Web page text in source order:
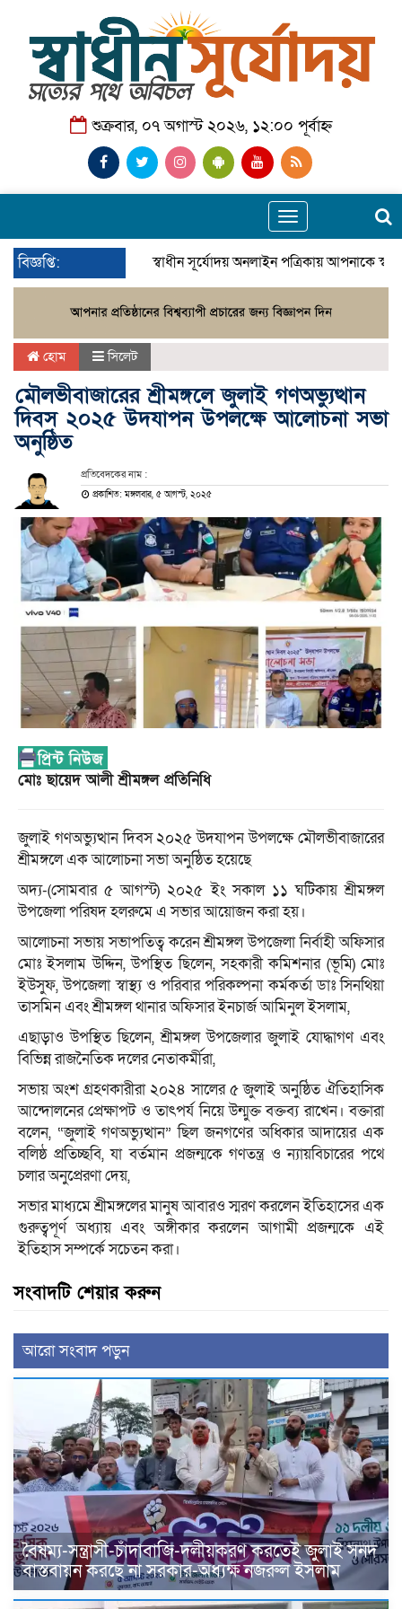
শুক্রবার, ০৭ অগাস্ট ২০২৬, ১২:০০ পূর্বাহ্ন
Toggle
navigation
বিজ্ঞপ্তি: স্বাধীন সূর্যোদয় অনলাইন পত্রিকায় আপনাকে
হোম সিলেট
মৌলভীবাজারের শ্রীমঙ্গলে জুলাই গণঅভ্যুত্থান
দিবস ২০২৫ উদযাপন উপলক্ষে আলোচনা সভা
অনুষ্ঠিত
প্রতিবেদকের নাম :
প্রকাশিত: মঙ্গলবার, ৫ আগস্ট, ২০২৫
মোঃ ছায়েদ আলী শ্রীমঙ্গল প্রতিনিধি
জুলাই গণঅভ্যুত্থান দিবস ২০২৫ উদযাপন উপলক্ষে মৌলভীবাজারের
শ্রীমঙ্গলে এক আলোচনা সভা অনুষ্ঠিত হয়েছে
অদ্য-(সোমবার ৫ আগস্ট) ২০২৫ ইং সকাল ১১ ঘটিকায় শ্রীমঙ্গল
উপজেলা পরিষদ হলরুমে এ সভার আয়োজন করা হয়।
আলোচনা সভায় সভাপতিত্ব করেন শ্রীমঙ্গল উপজেলা নির্বাহী অফিসার
মোঃ ইসলাম উদ্দিন, উপস্থিত ছিলেন, সহকারী কমিশনার (ভূমি) মোঃ
ইউসুফ, উপজেলা স্বাস্থ্য ও পরিবার পরিকল্পনা কর্মকর্তা ডাঃ সিনথিয়া
তাসমিন এবং শ্রীমঙ্গল থানার অফিসার ইনচার্জ আমিনুল ইসলাম,
এছাড়াও উপস্থিত ছিলেন, শ্রীমঙ্গল উপজেলার জুলাই যোদ্ধাগণ এবং
বিভিন্ন রাজনৈতিক দলের নেতাকর্মীরা,
সভায় অংশ গ্রহণকারীরা ২০২৪ সালের ৫ জুলাই অনুষ্ঠিত ঐতিহাসিক
আন্দোলনের প্রেক্ষাপট ও তাৎপর্য নিয়ে উন্মুক্ত বক্তব্য রাখেন। বক্তারা
বলেন, “জুলাই গণঅভ্যুত্থান” ছিল জনগণের অধিকার আদায়ের এক
বলিষ্ঠ প্রতিচ্ছবি, যা বর্তমান প্রজন্মকে গণতন্ত্র ও ন্যায়বিচারের পথে
চলার অনুপ্রেরণা দেয়,
সভার মাধ্যমে শ্রীমঙ্গলের মানুষ আবারও স্মরণ করলেন ইতিহাসের এক
গুরুত্বপূর্ণ অধ্যায় এবং অঙ্গীকার করলেন আগামী প্রজন্মকে এই
ইতিহাস সম্পর্কে সচেতন করা।
সংবাদটি শেয়ার করুন
আরো সংবাদ পড়ুন
বৈষম্য-সন্ত্রাসী-চাঁদাবাজি-দলীয়করণ করতেই জুলাই সনদ
বাস্তবায়ন করছে না সরকার-অধ্যক্ষ নজরুল ইসলাম